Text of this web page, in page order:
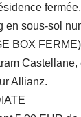
en sous-sol
BOX
Castellane,
Allianz.